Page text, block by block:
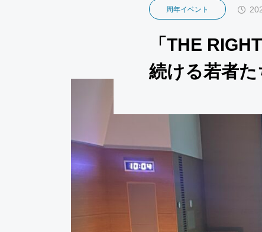
周年イベント
「THE
続ける若者